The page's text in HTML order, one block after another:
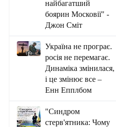
найбагатший
боярин Московії" -
Джон Сміт
Україна не програє.
росія не перемагає.
Динаміка змінилася,
і це змінює все –
Енн Епплбом
"Синдром
стерв'ятника: Чому